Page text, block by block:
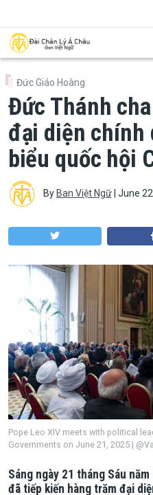
Đức Giáo Hoàng
Đức Thánh
đại diện chính
biểu quốc hội
By Ban Việt Ngữ| June
Pope Leo XIV meets with political
Governments on June 21, 2025 |
Sáng ngày 21 tháng Sáu
đã tiếp kiến hàng trăm đại